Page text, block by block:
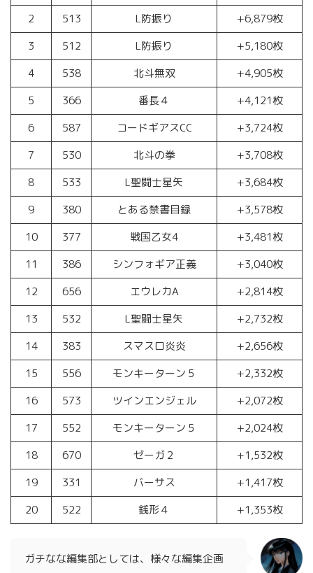
2
513 L防振り
+6,879枚
3
512 L防振り
+5,180枚
4
538 北斗無双
+4,905枚
5
366 番長４
+4,121枚
6
587 コードギアスCC
+3,724枚
7
530 北斗の拳
+3,708枚
8
533 L聖闘士星矢
+3,684枚
9
380 とある禁書目録
+3,578枚
10
377 戦国乙女4
+3,481枚
11
386 シンフォギア正義
+3,040枚
12
656 エウレカA
+2,814枚
13
532 L聖闘士星矢
+2,732枚
14
383 スマスロ炎炎
+2,656枚
15
556 モンキーターン５
+2,332枚
16
573 ツインエンジェル
+2,072枚
17
552 モンキーターン５
+2,024枚
18
670 ゼーガ２
+1,532枚
19
331 バーサス
+1,417枚
20
522 銭形４ +1,353枚
ガチなな編集部としては、様々な編集企画